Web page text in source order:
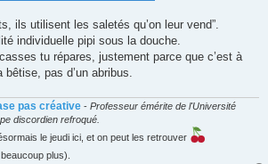
ils utilisent les saletés qu’on leur vend”.
individuelle pipi sous la douche.
tu répares, justement parce que c’est à
bêtise, pas d’un abribus.
pas créative - Professeur émérite de l'Université
discordien refroqué.
le jeudi ici, et on peut les retrouver
plus).